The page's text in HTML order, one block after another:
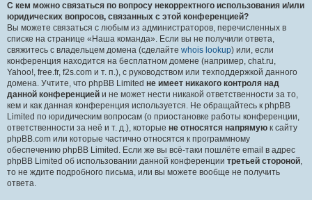
С кем можно связаться по вопросу некорректного использования и/или
юридических вопросов, связанных с этой конференцией?
Вы можете связаться с любым из администраторов, перечисленных в
списке на странице «Наша команда». Если вы не получили ответа,
свяжитесь с владельцем домена (сделайте whois lookup) или, если
конференция находится на бесплатном домене (например, chat.ru,
Yahoo!, free.fr, f2s.com и т. п.), с руководством или техподдержкой данного
домена. Учтите, что phpBB Limited не имеет никакого контроля над
данной конференцией и не может нести никакой ответственности за то,
кем и как данная конференция используется. Не обращайтесь к phpBB
Limited по юридическим вопросам (о приостановке работы конференции,
ответственности за неё и т. д.), которые не относятся напрямую к сайту
phpBB.com или которые частично относятся к программному
обеспечению phpBB Limited. Если же вы всё-таки пошлёте email в адрес
phpBB Limited об использовании данной конференции третьей стороной,
то не ждите подробного письма, или вы можете вообще не получить
ответа.